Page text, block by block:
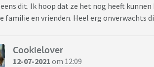
dit. Ik hoop dat ze het nog heeft
familie en vrienden. Heel erg onverwachts
Cookielover
12-07-2021 om 12:09